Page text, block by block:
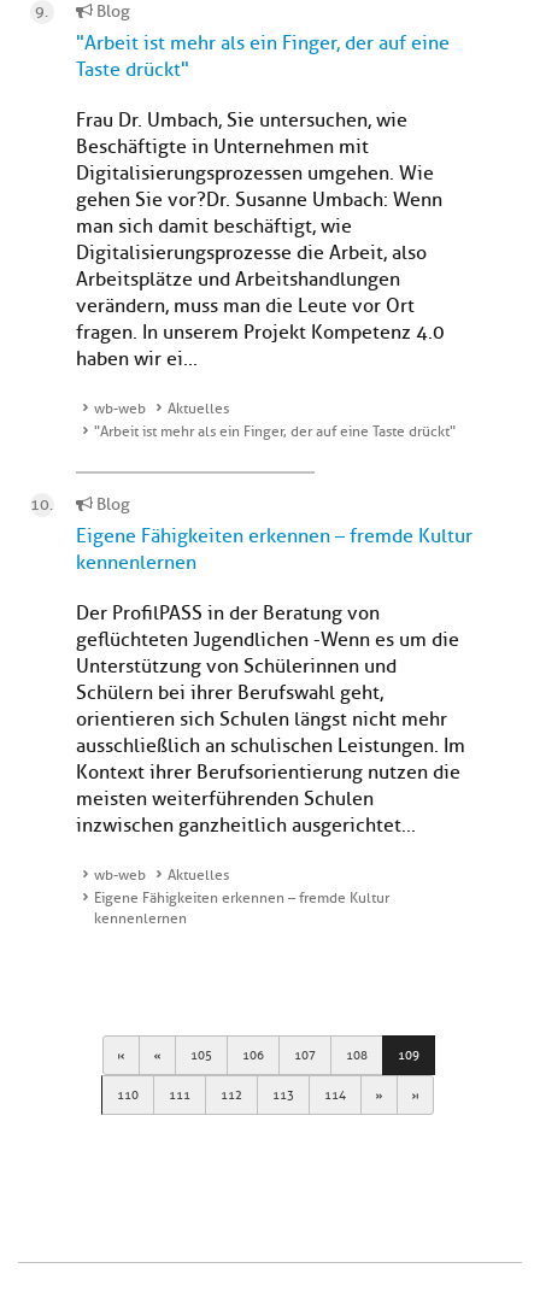
Blog
"Arbeit ist mehr als ein Finger, der auf eine
Taste drückt"
Frau Dr. Umbach, Sie untersuchen, wie
Beschäftigte in Unternehmen mit
Digitalisierungsprozessen umgehen. Wie
gehen Sie vor?Dr. Susanne Umbach: Wenn
man sich damit beschäftigt, wie
Digitalisierungsprozesse die Arbeit, also
Arbeitsplätze und Arbeitshandlungen
verändern, muss man die Leute vor Ort
fragen. In unserem Projekt Kompetenz 4.0
haben wir ei...
wb-web
Aktuelles
"Arbeit ist mehr als ein Finger, der auf eine Taste drückt"
Blog
Eigene Fähigkeiten erkennen – fremde Kultur
kennenlernen
Der ProfilPASS in der Beratung von
geflüchteten Jugendlichen - Wenn es um die
Unterstützung von Schülerinnen und
Schülern bei ihrer Berufswahl geht,
orientieren sich Schulen längst nicht mehr
ausschließlich an schulischen Leistungen. Im
Kontext ihrer Berufsorientierung nutzen die
meisten weiterführenden Schulen
inzwischen ganzheitlich ausgerichtet...
wb-web
Aktuelles
Eigene Fähigkeiten erkennen – fremde Kultur
kennenlernen
First Previous
105 106 107 108 109
110 111 112 113 114 Next Last